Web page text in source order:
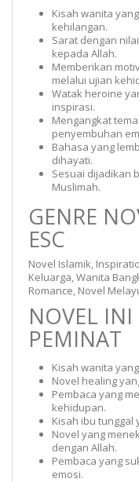
Kisah wanita
kehilangan.
Sarat dengan
kepada Allah.
Memberikan
melalui ujian
Watak heroine
inspirasi.
Mengangkat
penyembuhan
Bahasa yang
dihayati.
Sesuai dijadikan
Muslimah.
GENRE
ESC
Novel Islamik,
Keluarga, Wanita
Romance, Novel
NOVEL INI
PEMINAT
Kisah wanita
Novel healing
Pembaca yang
kehidupan.
Kisah ibu tunggal
Novel yang
dengan Allah.
Pembaca yang
emosi.